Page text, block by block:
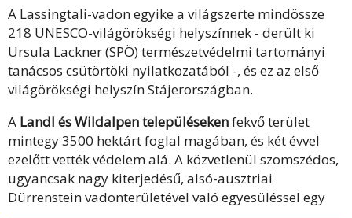
A Lassingtali-vadon egyike a világszerte mindössze
218 UNESCO-világörökségi helyszínnek - derült ki
Ursula Lackner (SPÖ) természetvédelmi tartományi
tanácsos csütörtöki nyilatkozatából -, és ez az első
világörökségi helyszín Stájerországban.
A Landl és Wildalpen településekenfekvő terület
mintegy 3500 hektárt foglal magában, és két évvel
ezelőtt vették védelem alá. A közvetlenül szomszédos,
ugyancsak nagy kiterjedésű, alsó-ausztriai
Dürrenstein vadonterületével való egyesüléssel egy